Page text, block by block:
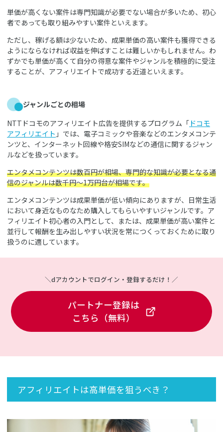
単価が高くない案件は専門知識が必要でない場合が多いため、初心
者であっても取り組みやすい案件といえます。
ただし、稼げる額は少ないため、成果単価の高い案件も獲得できる
ようにならなければ収益を伸ばすことは難しいかもしれません。わ
ずかでも単価が高くて自分の得意な案件やジャンルを積極的に受注
することが、アフィリエイトで成功する近道といえます。
ジャンルごとの相場
NTTドコモのアフィリエイト広告を提供するプログラム「 ドコモ
アフィリエイト 」では、電子コミックや音楽などのエンタメコンテ
ンツと、インターネット回線や格安SIMなどの通信に関するジャン
ルなどを扱っています。
エンタメコンテンツは数百円が相場、専門的な知識が必要となる通
信のジャンルは数千円～1万円台が相場です。
エンタメコンテンツは成果単価が低い傾向にありますが、日常生活
において身近なものなため購入してもらいやすいジャンルです。ア
フィリエイト初心者の入門として、または、成果単価が高い案件と
並行して報酬を生み出しやすい状況を常につくっておくために取り
扱うのに適しています。
＼dアカウントでログイン・登録するだけ！／
パートナー登録は
こちら（無料）
アフィリエイトは高単価を狙うべき？